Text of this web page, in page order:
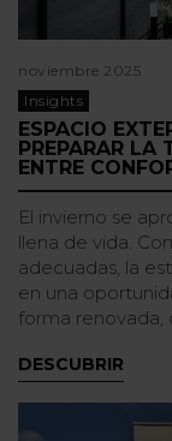
noviembre 2025
Insights
ESPACIO
PREPARAR LA
ENTRE
El invierno se
llena de vida.
adecuadas, la
en una
forma renovada,
DESCUBRIR